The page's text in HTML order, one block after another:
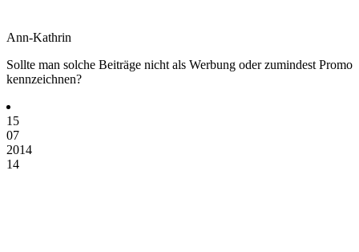
Ann-Kathrin
Sollte man solche Beiträge nicht als Werbung oder zumindest Promo
kennzeichnen?
15
07
2014
14